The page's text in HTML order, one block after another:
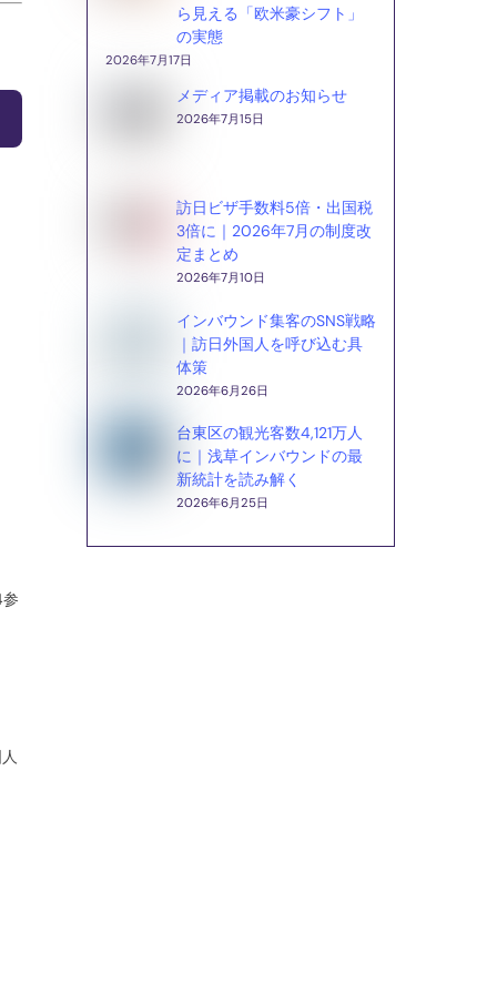
ら見える「欧米豪シフト」
の実態
2026年7月17日
メディア掲載のお知らせ
2026年7月15日
訪日ビザ手数料5倍・出国税
3倍に｜2026年7月の制度改
定まとめ
2026年7月10日
インバウンド集客のSNS戦略
｜訪日外国人を呼び込む具
体策
2026年6月26日
台東区の観光客数4,121万人
に｜浅草インバウンドの最
新統計を読み解く
2026年6月25日